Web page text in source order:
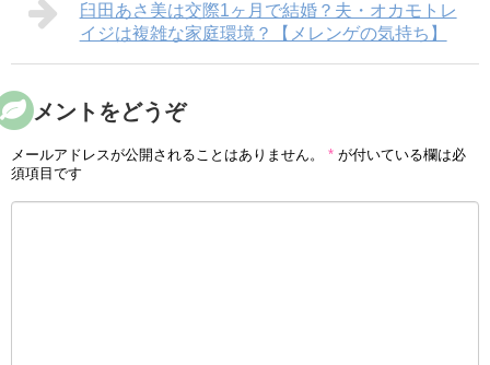
臼田あさ美は交際1ヶ月で結婚？夫・オカモトレ
イジは複雑な家庭環境？【メレンゲの気持ち】
コメントをどうぞ
メールアドレスが公開されることはありません。 * が付いている欄は必
須項目です